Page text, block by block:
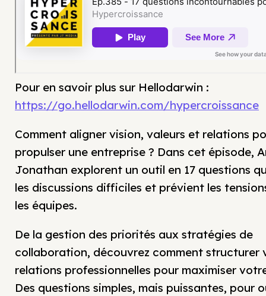
Pour en savoir plus sur Hellodarwin :
https://go.hellodarwin.com/hypercroissance
Comment aligner vision, valeurs et relations
propulser une entreprise ? Dans cet épisode,
Jonathan explorent un outil en 17 questions
les discussions difficiles et prévient les
les équipes.
De la gestion des priorités aux stratégies de
collaboration, découvrez comment structurer
relations professionnelles pour maximiser
Des questions simples, mais puissantes, pour